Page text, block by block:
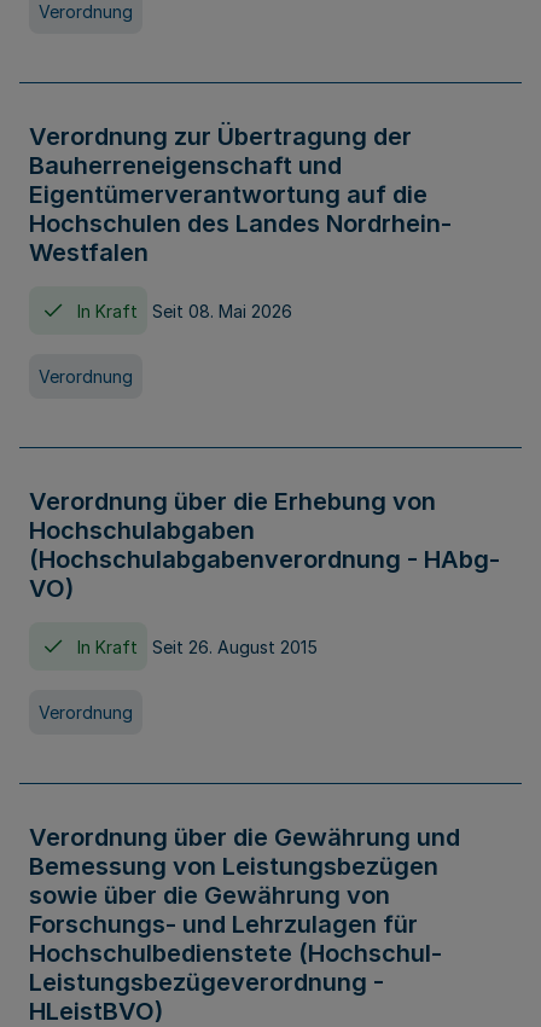
Verordnung
Verordnung zur Übertragung der
Bauherreneigenschaft und
Eigentümerverantwortung auf die
Hochschulen des Landes Nordrhein-
Westfalen
In Kraft Seit 08. Mai 2026
Verordnung
Verordnung über die Erhebung von
Hochschulabgaben
(Hochschulabgabenverordnung - HAbg-
VO)
In Kraft Seit 26. August 2015
Verordnung
Verordnung über die Gewährung und
Bemessung von Leistungsbezügen
sowie über die Gewährung von
Forschungs- und Lehrzulagen für
Hochschulbedienstete (Hochschul-
Leistungsbezügeverordnung -
HLeistBVO)